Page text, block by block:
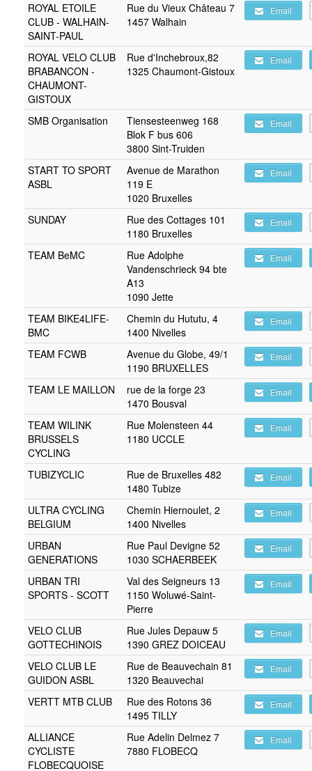
ROYAL ETOILE
CLUB - WALHAIN-
SAINT-PAUL
Rue du Vieux Château 7
1457 Walhain
Email
ROYAL VELO CLUB
BRABANCON -
CHAUMONT-
GISTOUX
Rue d'Inchebroux,82
1325 Chaumont-Gistoux
Email
SMB Organisation
Tiensesteenweg 168
Blok F bus 606
3800 Sint-Truiden
Email
START TO SPORT
ASBL
Avenue de Marathon
119 E
1020 Bruxelles
Email
SUNDAY
Rue des Cottages 101
1180 Bruxelles
Email
TEAM BeMC
Rue Adolphe
Vandenschrieck 94 bte
A13
1090 Jette
Email
TEAM BIKE4LIFE-
BMC
Chemin du Hututu, 4
1400 Nivelles
Email
TEAM FCWB
Avenue du Globe, 49/1
1190 BRUXELLES
Email
TEAM LE MAILLON
rue de la forge 23
1470 Bousval
Email
TEAM WILINK
BRUSSELS
CYCLING
Rue Molensteen 44
1180 UCCLE
Email
TUBIZYCLIC
Rue de Bruxelles 482
1480 Tubize
Email
ULTRA CYCLING
BELGIUM
Chemin Hiernoulet, 2
1400 Nivelles
Email
URBAN
GENERATIONS
Rue Paul Devigne 52
1030 SCHAERBEEK
Email
URBAN TRI
SPORTS - SCOTT
Val des Seigneurs 13
1150 Woluwé-Saint-
Pierre
Email
VELO CLUB
GOTTECHINOIS
Rue Jules Depauw 5
1390 GREZ DOICEAU
Email
VELO CLUB LE
GUIDON ASBL
Rue de Beauvechain 81
1320 Beauvechai
Email
VERTT MTB CLUB
Rue des Rotons 36
1495 TILLY
Email
ALLIANCE
CYCLISTE
FLOBECQUOISE
Rue Adelin Delmez 7
7880 FLOBECQ
Email